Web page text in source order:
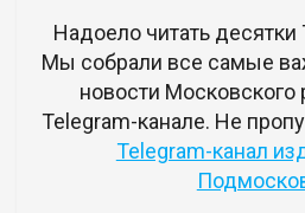
Надоело читать десятки
Мы собрали все самые
новости Московского
Telegram-канале. Не
Telegram-канал